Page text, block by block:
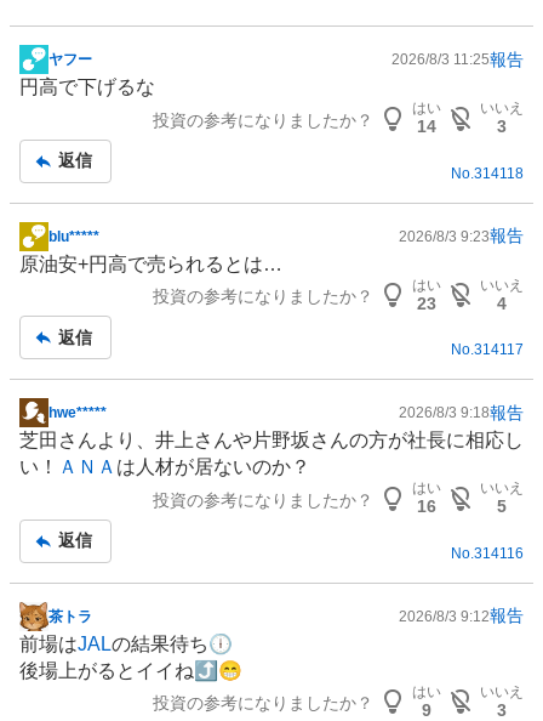
掲
示
事
ヤフー 2026/8/3 11:25報告
円高で下げるな
投資の参考になりましたか？
はい
14
いいえ
3
返信
No.314118
掲
示
事
blu***** 2026/8/3 9:23報告
原油安+円高で売られるとは…
投資の参考になりましたか？
はい
23
いいえ
4
返信
No.314117
掲
示
板
hwe***** 2026/8/3 9:18報告
芝田さんより、井上さんや片野坂さんの方が社長に相応し
い！ ＡＮＡ は人材が居ないのか？
投資の参考になりましたか？
はい
16
いいえ
5
返信
No.314116
掲
示
板
茶トラ 2026/8/3 9:12報告
前場はJALの結果待ち🕕️
後場上がるとイイね⤴️😁
投資の参考になりましたか？
はい
9
いいえ
3